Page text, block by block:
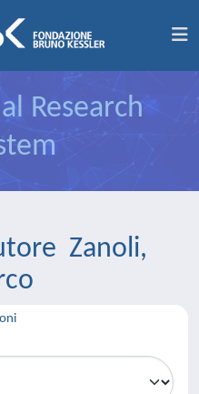
Research
Zanoli,